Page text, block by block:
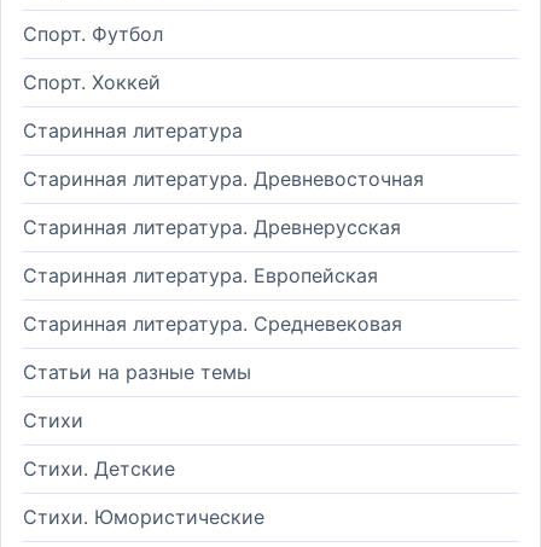
Спорт. Футбол
Спорт. Хоккей
Старинная литература
Старинная литература. Древневосточная
Старинная литература. Древнерусская
Старинная литература. Европейская
Старинная литература. Средневековая
Статьи на разные темы
Стихи
Стихи. Детские
Стихи. Юмористические